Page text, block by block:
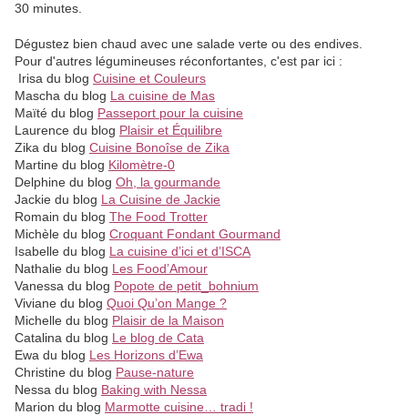
30 minutes.
Dégustez bien chaud avec une salade verte ou des endives.
Pour d'autres légumineuses réconfortantes, c'est par ici :
Irisa du blog Cuisine et Couleurs
Mascha du blog La cuisine de Mas
Maïté du blog Passeport pour la cuisine
Laurence du blog Plaisir et Équilibre
Zika du blog Cuisine Bonoîse de Zika
Martine du blog Kilomètre-0
Delphine du blog Oh, la gourmande
Jackie du blog La Cuisine de Jackie
Romain du blog The Food Trotter
Michèle du blog Croquant Fondant Gourmand
Isabelle du blog La cuisine d’ici et d’ISCA
Nathalie du blog Les Food’Amour
Vanessa du blog Popote de petit_bohnium
Viviane du blog Quoi Qu’on Mange ?
Michelle du blog Plaisir de la Maison
Catalina du blog Le blog de Cata
Ewa du blog Les Horizons d’Ewa
Christine du blog Pause-nature
Nessa du blog Baking with Nessa
Marion du blog Marmotte cuisine… tradi !